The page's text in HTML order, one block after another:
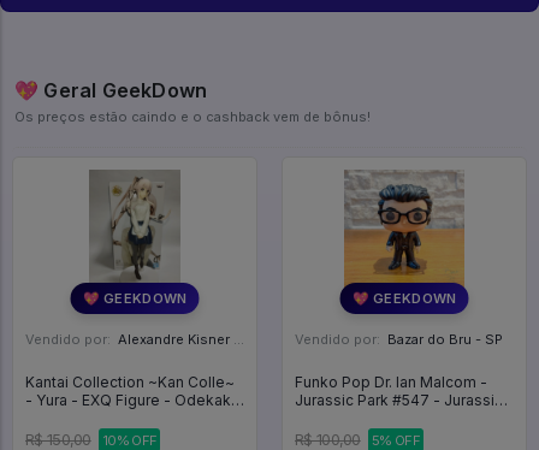
💖 Geral GeekDown
Os preços estão caindo e o cashback vem de bônus!
💖 GEEKDOWN
Vendido por: Alexandre Kisner - PR
Kantai Collection ~Kan Colle~
- Yura - EXQ Figure - Odekake
Collection KanColle
R$ 150,00 10% OFF
💖 GEEKDOWN
Vendido por: Bazar do Bru - SP
Funko Pop Dr. Ian Malcom -
Jurassic Park #547 - Jurassic
R$ 100,00
5% OFF